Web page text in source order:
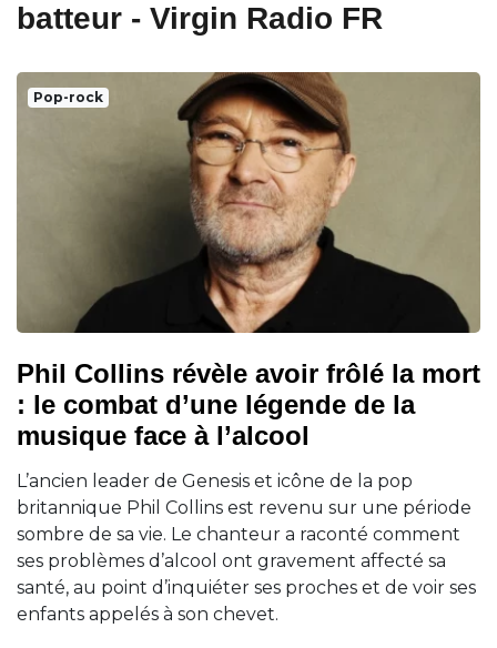
batteur - Virgin Radio FR
Pop-rock
Phil Collins révèle avoir frôlé la mort
: le combat d’une légende de la
musique face à l’alcool
L’ancien leader de Genesis et icône de la pop
britannique Phil Collins est revenu sur une période
sombre de sa vie. Le chanteur a raconté comment
ses problèmes d’alcool ont gravement affecté sa
santé, au point d’inquiéter ses proches et de voir ses
enfants appelés à son chevet.